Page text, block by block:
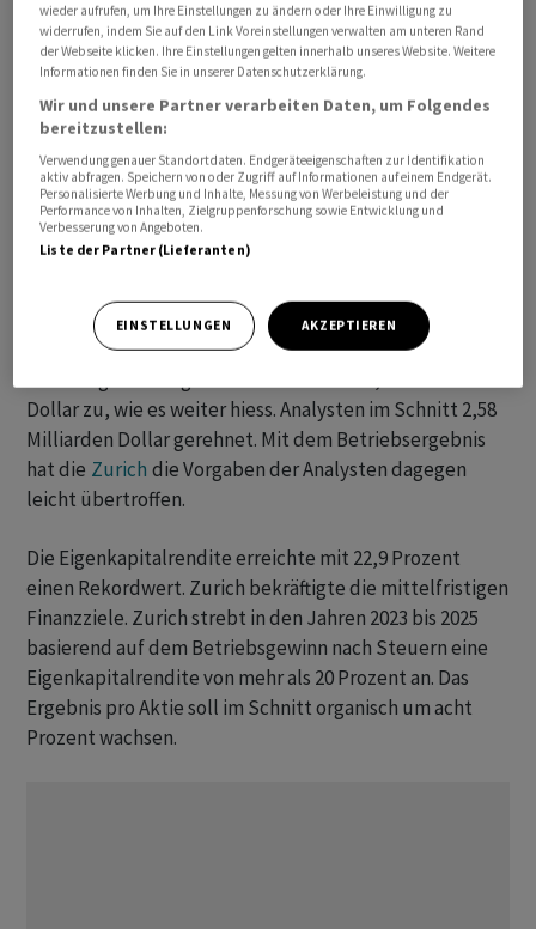
Der Versicherungskonzern Zurich hat die Einnahmen im
Ersthalbjahr vor allem in der Schaden- und
Unfallversicherung gesteigert. Der Business Operating
Profit (BOP), so nennt dieZurichden Betriebsgewinn,
lag in den Monaten Januar bis Juni mit 3,72 Milliarden
US-Dollar ganz knapp unter Vorjahresniveau, wie der
Versicherer am Donnerstag mitteilte.
Dabei verschlechterte sich der Schaden-Kosten-Satz
Schadenversicherung leicht um 1,3 Punkte auf 92,9
Prozent (Erwartungen: 92,8 Prozent). Der
Konzerngewinn legte um 6 Prozent auf 2,49 Milliarden
Dollar zu, wie es weiter hiess. Analysten im Schnitt 2,58
Milliarden Dollar gerehnet. Mit dem Betriebsergebnis
hat die Zurich die Vorgaben der Analysten dagegen
leicht übertroffen.
Die Eigenkapitalrendite erreichte mit 22,9 Prozent
einen Rekordwert. Zurich bekräftigte die mittelfristigen
Finanzziele. Zurich strebt in den Jahren 2023 bis 2025
basierend auf dem Betriebsgewinn nach Steuern eine
Eigenkapitalrendite von mehr als 20 Prozent an. Das
Ergebnis pro Aktie soll im Schnitt organisch um acht
Prozent wachsen.
wieder aufrufen, um Ihre Einstellungen zu ändern oder Ihre Einwilligung zu
widerrufen, indem Sie auf den Link Voreinstellungen verwalten am unteren Rand
der Webseite klicken. Ihre Einstellungen gelten innerhalb unseres Website. Weitere
Informationen finden Sie in unserer Datenschutzerklärung.
Wir und unsere Partner verarbeiten Daten, um Folgendes
bereitzustellen:
Verwendung genauer Standortdaten. Endgeräteeigenschaften zur Identifikation
aktiv abfragen. Speichern von oder Zugriff auf Informationen auf einem Endgerät.
Personalisierte Werbung und Inhalte, Messung von Werbeleistung und der
Performance von Inhalten, Zielgruppenforschung sowie Entwicklung und
Verbesserung von Angeboten.
Liste der Partner (Lieferanten)
EINSTELLUNGEN AKZEPTIEREN